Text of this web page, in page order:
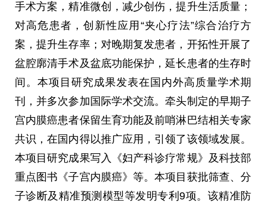
手术方案，精准微创，减少创伤，提升生活质量；
对高危患者，创新性应用 “夹心疗法”综合治疗方
案，提升生存率；对晚期复发患者，开拓性开展了
盆腔廓清手术及盆底功能保护，延长患者的生存时
间。本项目研究成果发表在国内外高质量学术期
刊，并多次参加国际学术交流。牵头制定的早期子
宫内膜癌患者保留生育功能及前哨淋巴结相关专家
共识，在国内得以推广应用，引领了该领域发展。
本项目研究成果写入《妇产科诊疗常规》及科技部
重点图书《子宫内膜癌》等。本项目获批筛查、分
子诊断及精准预测模型等发明专利9项。该精准防